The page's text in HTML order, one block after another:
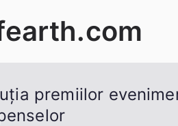
premiilor